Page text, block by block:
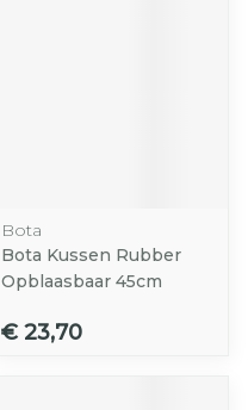
Bota
Bota Kussen Rubber
Opblaasbaar 45cm
€ 23,70